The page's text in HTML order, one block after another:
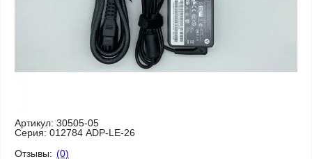
Артикул: 30505-05
Серия: 012784 ADP-LE-26
Отзывы: (0)